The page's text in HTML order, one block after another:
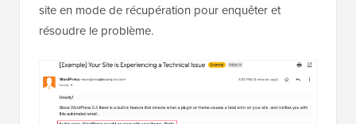
site en mode de récupération pour enquêter et
résoudre le problème.